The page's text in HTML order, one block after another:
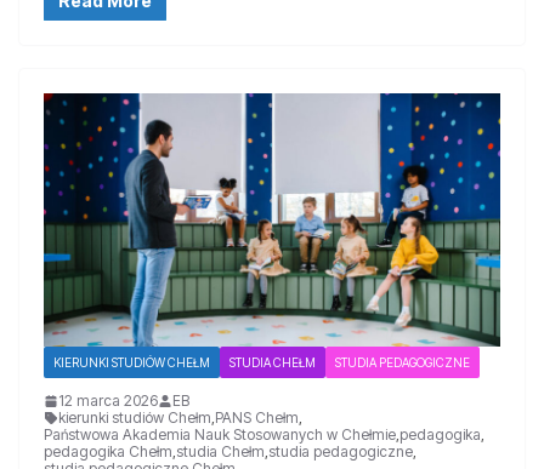
KIERUNKI STUDIÓW CHEŁM STUDIA CHEŁM STUDIA PEDAGOGICZNE
12 marca 2026
EB
kierunki studiów Chełm PANS Chełm
Państwowa Akademia Nauk Stosowanych w Chełmie pedagogika
pedagogika Chełm studia Chełm studia pedagogiczne